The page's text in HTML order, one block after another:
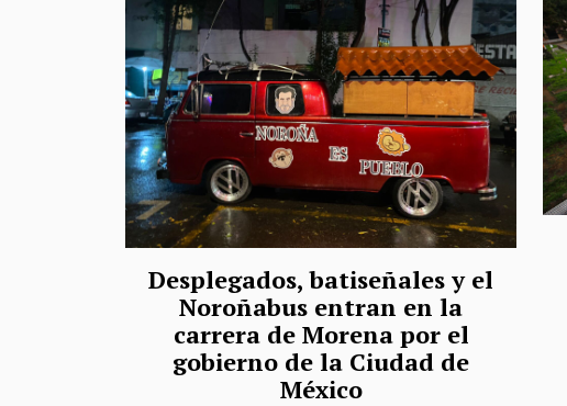
Desplegados, batiseñales y el
Noroñabus entran en la
carrera de Morena por el
gobierno de la Ciudad de
México